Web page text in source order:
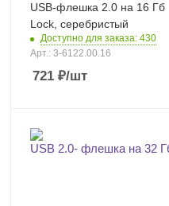
USB-флешка 2.0 на 16 Гб
Lock, серебристый
Доступно для заказа: 430
Арт.: 3-6122.00.16
721 ₽/шт